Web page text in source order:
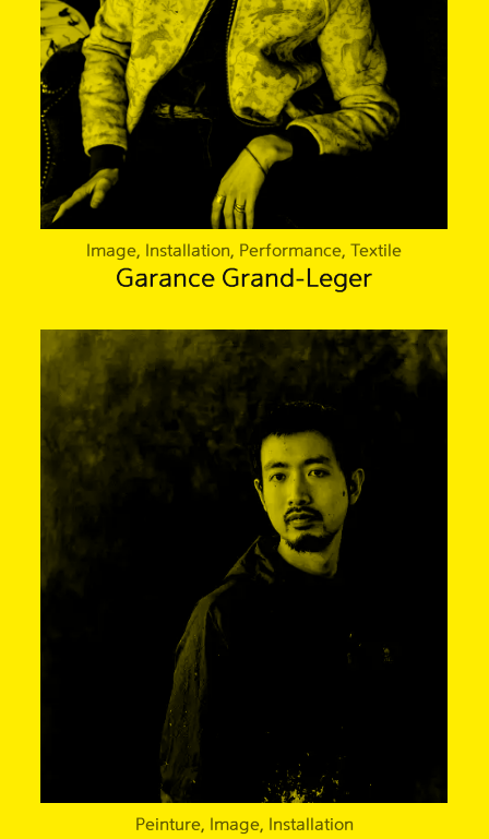
Image, Installation, Performance, Textile
Garance Grand-Leger
Peinture, Image, Installation